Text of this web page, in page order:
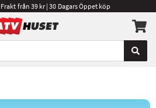
från 39 kr | 30 Dagars Öppet köp